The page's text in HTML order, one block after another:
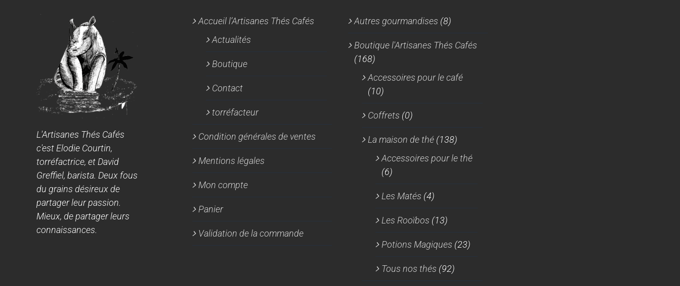
L'Artisanes Thés Cafés
c'est Elodie Courtin,
torréfactrice, et David
Greffiel, barista. Deux fous
du grains désireux de
partager leur passion.
Mieux, de partager leurs
connaissances.
Accueil l’Artisanes Thés Cafés
Actualités
Boutique
Contact
torréfacteur
Condition générales de ventes
Mentions légales
Mon compte
Panier
Validation de la commande
Autres gourmandises (8)
Boutique l'Artisanes Thés Cafés
(168)
Accessoires pour le café
(10)
Coffrets (0)
La maison de thé (138)
Accessoires pour le thé
(6)
Les Matés (4)
Les Rooïbos (13)
Potions Magiques (23)
Tous nos thés (92)